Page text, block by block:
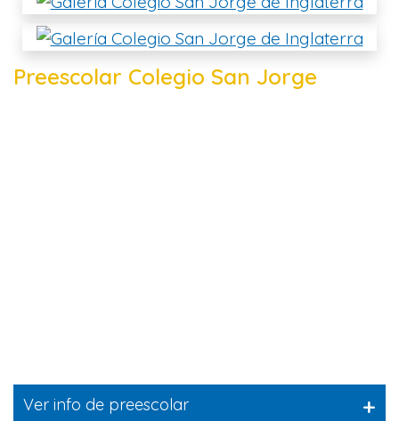
Preescolar Colegio San Jorge
Ver info de preescolar +